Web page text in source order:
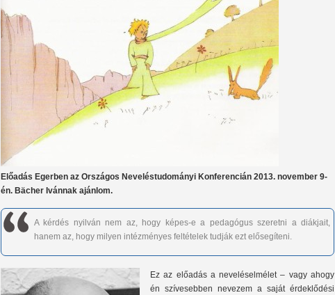
Előadás Egerben az Országos Neveléstudományi Konferencián 2013. november 9-
én. Bächer Ivánnak ajánlom.
A kérdés nyilván nem az, hogy képes-e a pedagógus szeretni a diákjait,
hanem az, hogy milyen intézményes feltételek tudják ezt elősegíteni.
Ez az előadás a neveléselmélet – vagy ahogy
én szívesebben nevezem a saját érdeklődési